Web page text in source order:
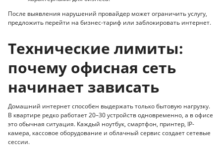
После выявления нарушений провайдер может ограничить услугу,
предложить перейти на бизнес-тариф или заблокировать интернет.
Технические лимиты:
почему офисная сеть
начинает зависать
Домашний интернет способен выдержать только бытовую нагрузку.
В квартире редко работает 20–30 устройств одновременно, а в офисе
это обычная ситуация. Каждый ноутбук, смартфон, принтер, IP-
камера, кассовое оборудование и облачный сервис создает сетевые
сессии.